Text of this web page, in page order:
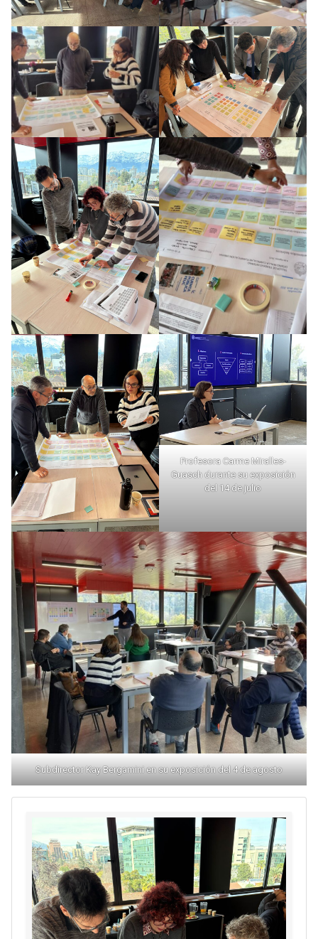
Profesora Carme Miralles-
Guasch durante su exposición
del 14 de julio
Subdirector Kay Bergamini en su exposición del 4 de agosto